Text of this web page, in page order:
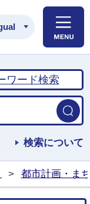
市公式ホームペ
ワード検索
検索について
> 都市計画・ま